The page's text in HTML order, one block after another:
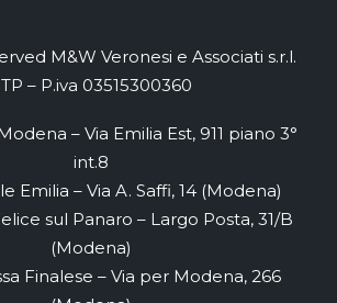
M&W Veronesi e Associati s.r.l.
– P.iva 03515300360
– Via Emilia Est, 911 piano 3°
int.8
Emilia – Via A. Saffi, 14 (Modena)
sul Panaro – Largo Posta, 31/B
(Modena)
Finalese – Via per Modena, 266